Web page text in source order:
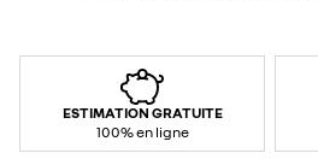
ESTIMATION GRATUITE
100% en ligne